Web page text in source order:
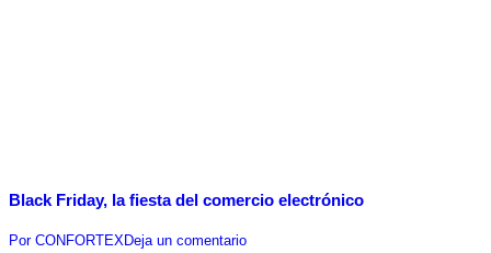
Black Friday, la fiesta del comercio electrónico
Por CONFORTEXDeja un comentario